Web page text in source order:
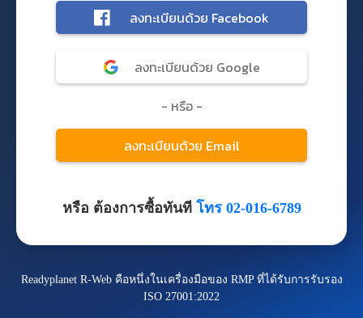
หรือ ต้องการซื้อทันที โทร 02-016-6789
Readyplanet R-Web คือหนึ่งในเครื่องมือของ RMP ที่ได้รับการรับรอง
ISO 27001:2022